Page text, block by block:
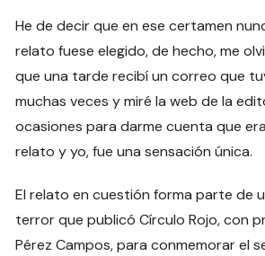
He de decir que en ese certamen
relato fuese elegido, de hecho, me
que una tarde recibí un correo que
muchas veces y miré la web de la
ocasiones para darme cuenta que
relato y yo, fue una sensación única.
El relato en cuestión forma parte de
terror que publicó Círculo Rojo, con
Pérez Campos, para conmemorar el